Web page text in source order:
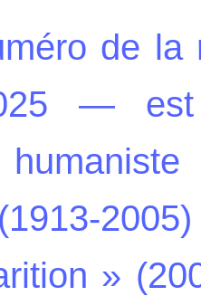
de
— est
»